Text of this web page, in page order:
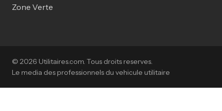
Zone Verte
© 2026 Utilitaires.com. Tous droits reserves.
Le media des professionnels du vehicule utilitaire